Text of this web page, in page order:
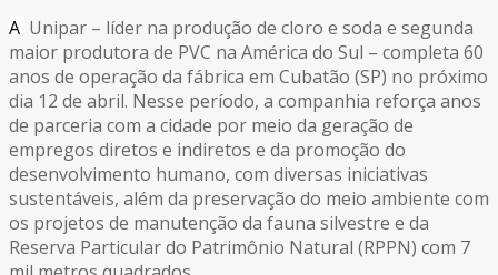
A Unipar – líder na produção de cloro e soda e segunda
maior produtora de PVC na América do Sul – completa 60
anos de operação da fábrica em Cubatão (SP) no próximo
dia 12 de abril. Nesse período, a companhia reforça anos
de parceria com a cidade por meio da geração de
empregos diretos e indiretos e da promoção do
desenvolvimento humano, com diversas iniciativas
sustentáveis, além da preservação do meio ambiente com
os projetos de manutenção da fauna silvestre e da
Reserva Particular do Patrimônio Natural (RPPN) com 7